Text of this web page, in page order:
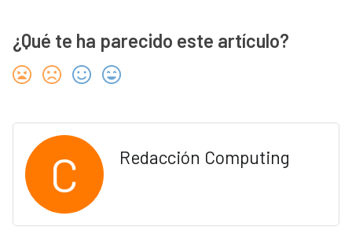
¿Qué te ha parecido este artículo?
C Redacción Computing